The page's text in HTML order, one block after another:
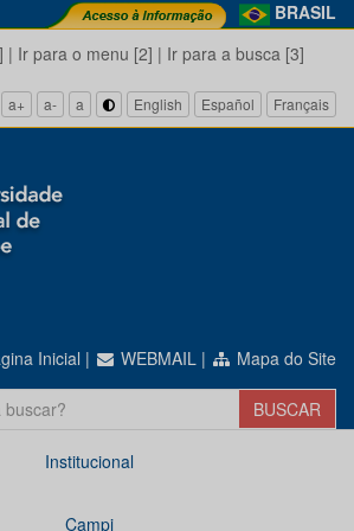
BRASIL
| Ir para o menu [2] | Ir para a busca [3]
a+ a- a English Español Français
Inicial | WEBMAIL | Mapa do Site
Institucional
Campi